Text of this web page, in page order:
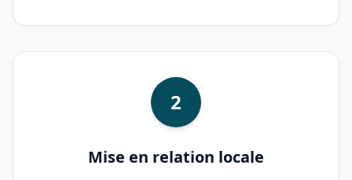
2
Mise en relation locale